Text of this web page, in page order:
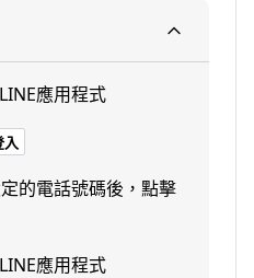
應用程式
入
的電話號碼後，點擊
應用程式